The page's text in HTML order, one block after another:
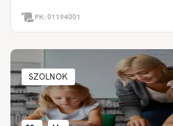
PK:01194001
SZOLNOK